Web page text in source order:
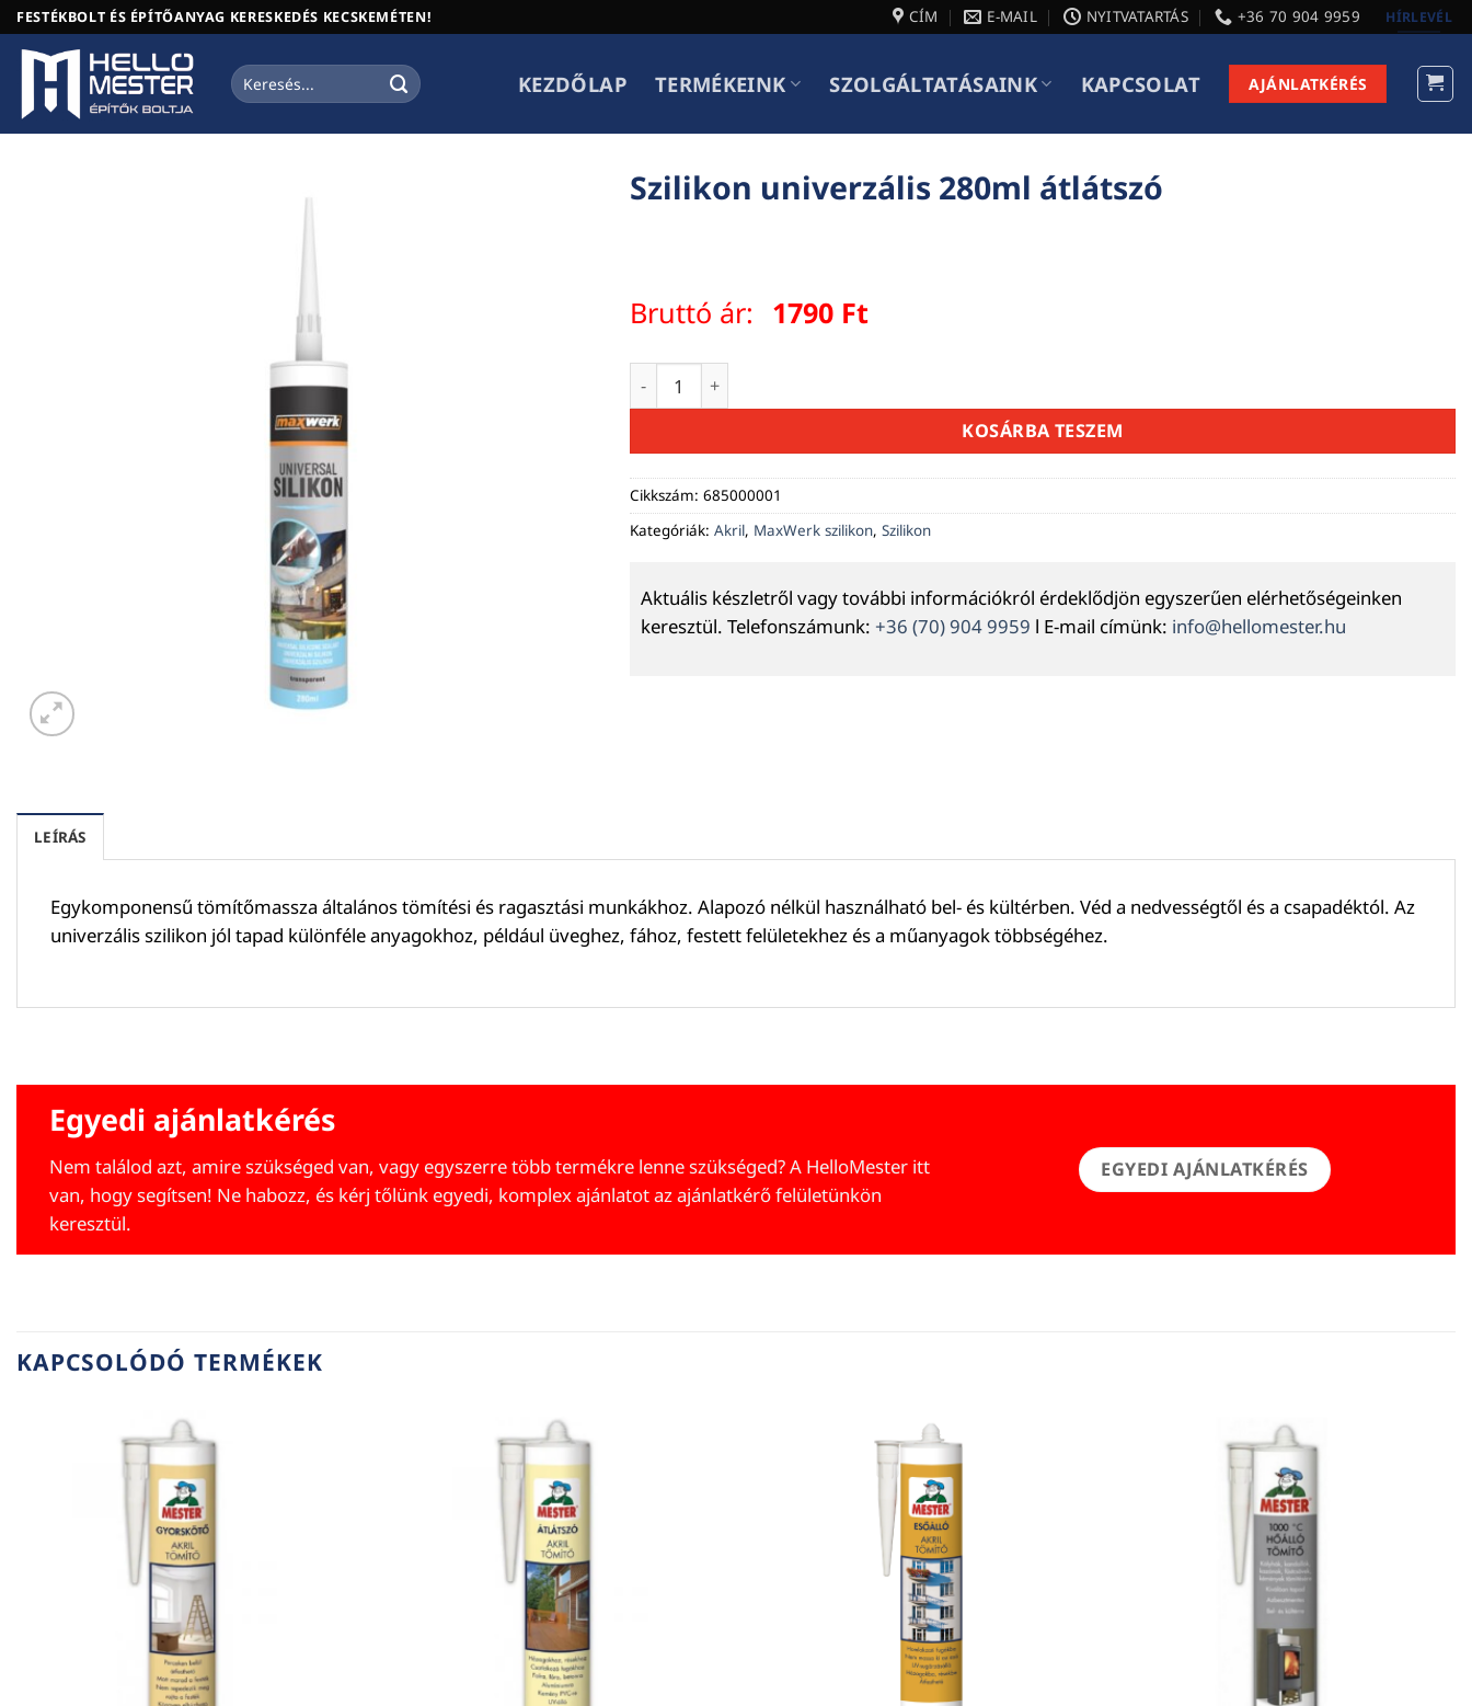
Skip
to
content
FESTÉKBOLT ÉS ÉPÍTŐANYAG KERESKEDÉS KECSKEMÉTEN! CÍM E-MAIL NYITVATARTÁS +36 70 904 9959 HÍRLEVÉL
Keresés
a
KEZDŐLAP TERMÉKEINK SZOLGÁLTATÁSAINK KAPCSOLAT AJÁNLATKÉRÉS
Szilikon univerzális 280ml átlátszó
Bruttó ár: 1790 Ft
Szilikon univerzális 280ml átlátszó mennyiség
KOSÁRBA TESZEM
Cikkszám: 685000001
Kategóriák: Akril, MaxWerk szilikon, Szilikon
Aktuális készletről vagy további információkról érdeklődjön egyszerűen elérhetőségeinken
keresztül. Telefonszámunk: +36 (70) 904 9959 l E-mail címünk: info@hellomester.hu
LEÍRÁS
Egykomponensű tömítőmassza általános tömítési és ragasztási munkákhoz. Alapozó nélkül használható bel- és kültérben. Véd a nedvességtől és a csapadéktól. Az
univerzális szilikon jól tapad különféle anyagokhoz, például üveghez, fához, festett felületekhez és a műanyagok többségéhez.
Egyedi ajánlatkérés
Nem találod azt, amire szükséged van, vagy egyszerre több termékre lenne szükséged? A HelloMester itt
van, hogy segítsen! Ne habozz, és kérj tőlünk egyedi, komplex ajánlatot az ajánlatkérő felületünkön
keresztül.
EGYEDI AJÁNLATKÉRÉS
KAPCSOLÓDÓ TERMÉKEK